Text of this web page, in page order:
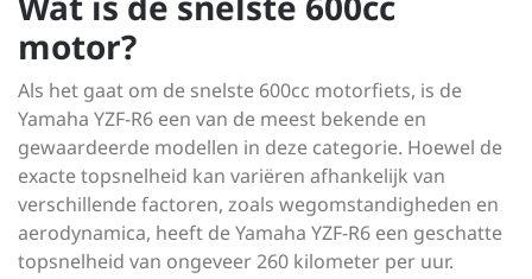
motor?
Als het gaat om de snelste 600cc motorfiets, is de
Yamaha YZF-R6 een van de meest bekende en
gewaardeerde modellen in deze categorie. Hoewel de
exacte topsnelheid kan variëren afhankelijk van
verschillende factoren, zoals wegomstandigheden en
aerodynamica, heeft de Yamaha YZF-R6 een geschatte
topsnelheid van ongeveer 260 kilometer per uur.